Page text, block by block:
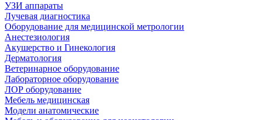
УЗИ аппараты
Лучевая диагностика
Оборудование для медицинской метрологии
Анестезиология
Акушерство и Гинекология
Дерматология
Ветеринарное оборудование
Лабораторное оборудование
ЛОР оборудование
Мебель медицинская
Модели анатомические